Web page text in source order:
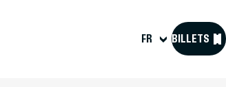
FR BILLETS